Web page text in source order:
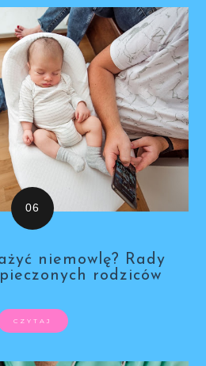
niemowlę? Rady
rodziców
CZYTAJ